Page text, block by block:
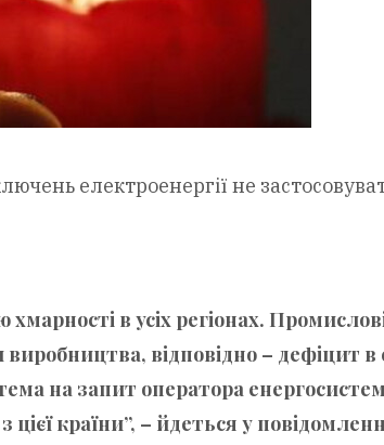
електроенергії не
в усіх регіонах. Промислові
відповідно – дефіцит в
на запит оператора
країни”, – йдеться у